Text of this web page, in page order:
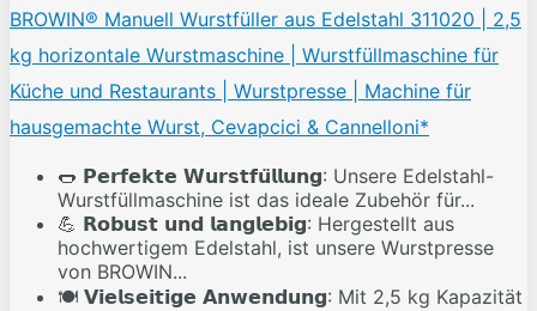
BROWIN® Manuell Wurstfüller aus Edelstahl 311020 | 2,5
kg horizontale Wurstmaschine | Wurstfüllmaschine für
Küche und Restaurants | Wurstpresse | Machine für
hausgemachte Wurst, Cevapcici & Cannelloni*
🌭 𝗣𝗲𝗿𝗳𝗲𝗸𝘁𝗲 𝗪𝘂𝗿𝘀𝘁𝗳𝘂̈𝗹𝗹𝘂𝗻𝗴: Unsere Edelstahl-
Wurstfüllmaschine ist das ideale Zubehör für...
💪 𝗥𝗼𝗯𝘂𝘀𝘁 𝘂𝗻𝗱 𝗹𝗮𝗻𝗴𝗹𝗲𝗯𝗶𝗴: Hergestellt aus
hochwertigem Edelstahl, ist unsere Wurstpresse
von BROWIN...
🍽️ 𝗩𝗶𝗲𝗹𝘀𝗲𝗶𝘁𝗶𝗴𝗲 𝗔𝗻𝘄𝗲𝗻𝗱𝘂𝗻𝗴: Mit 2,5 kg Kapazität